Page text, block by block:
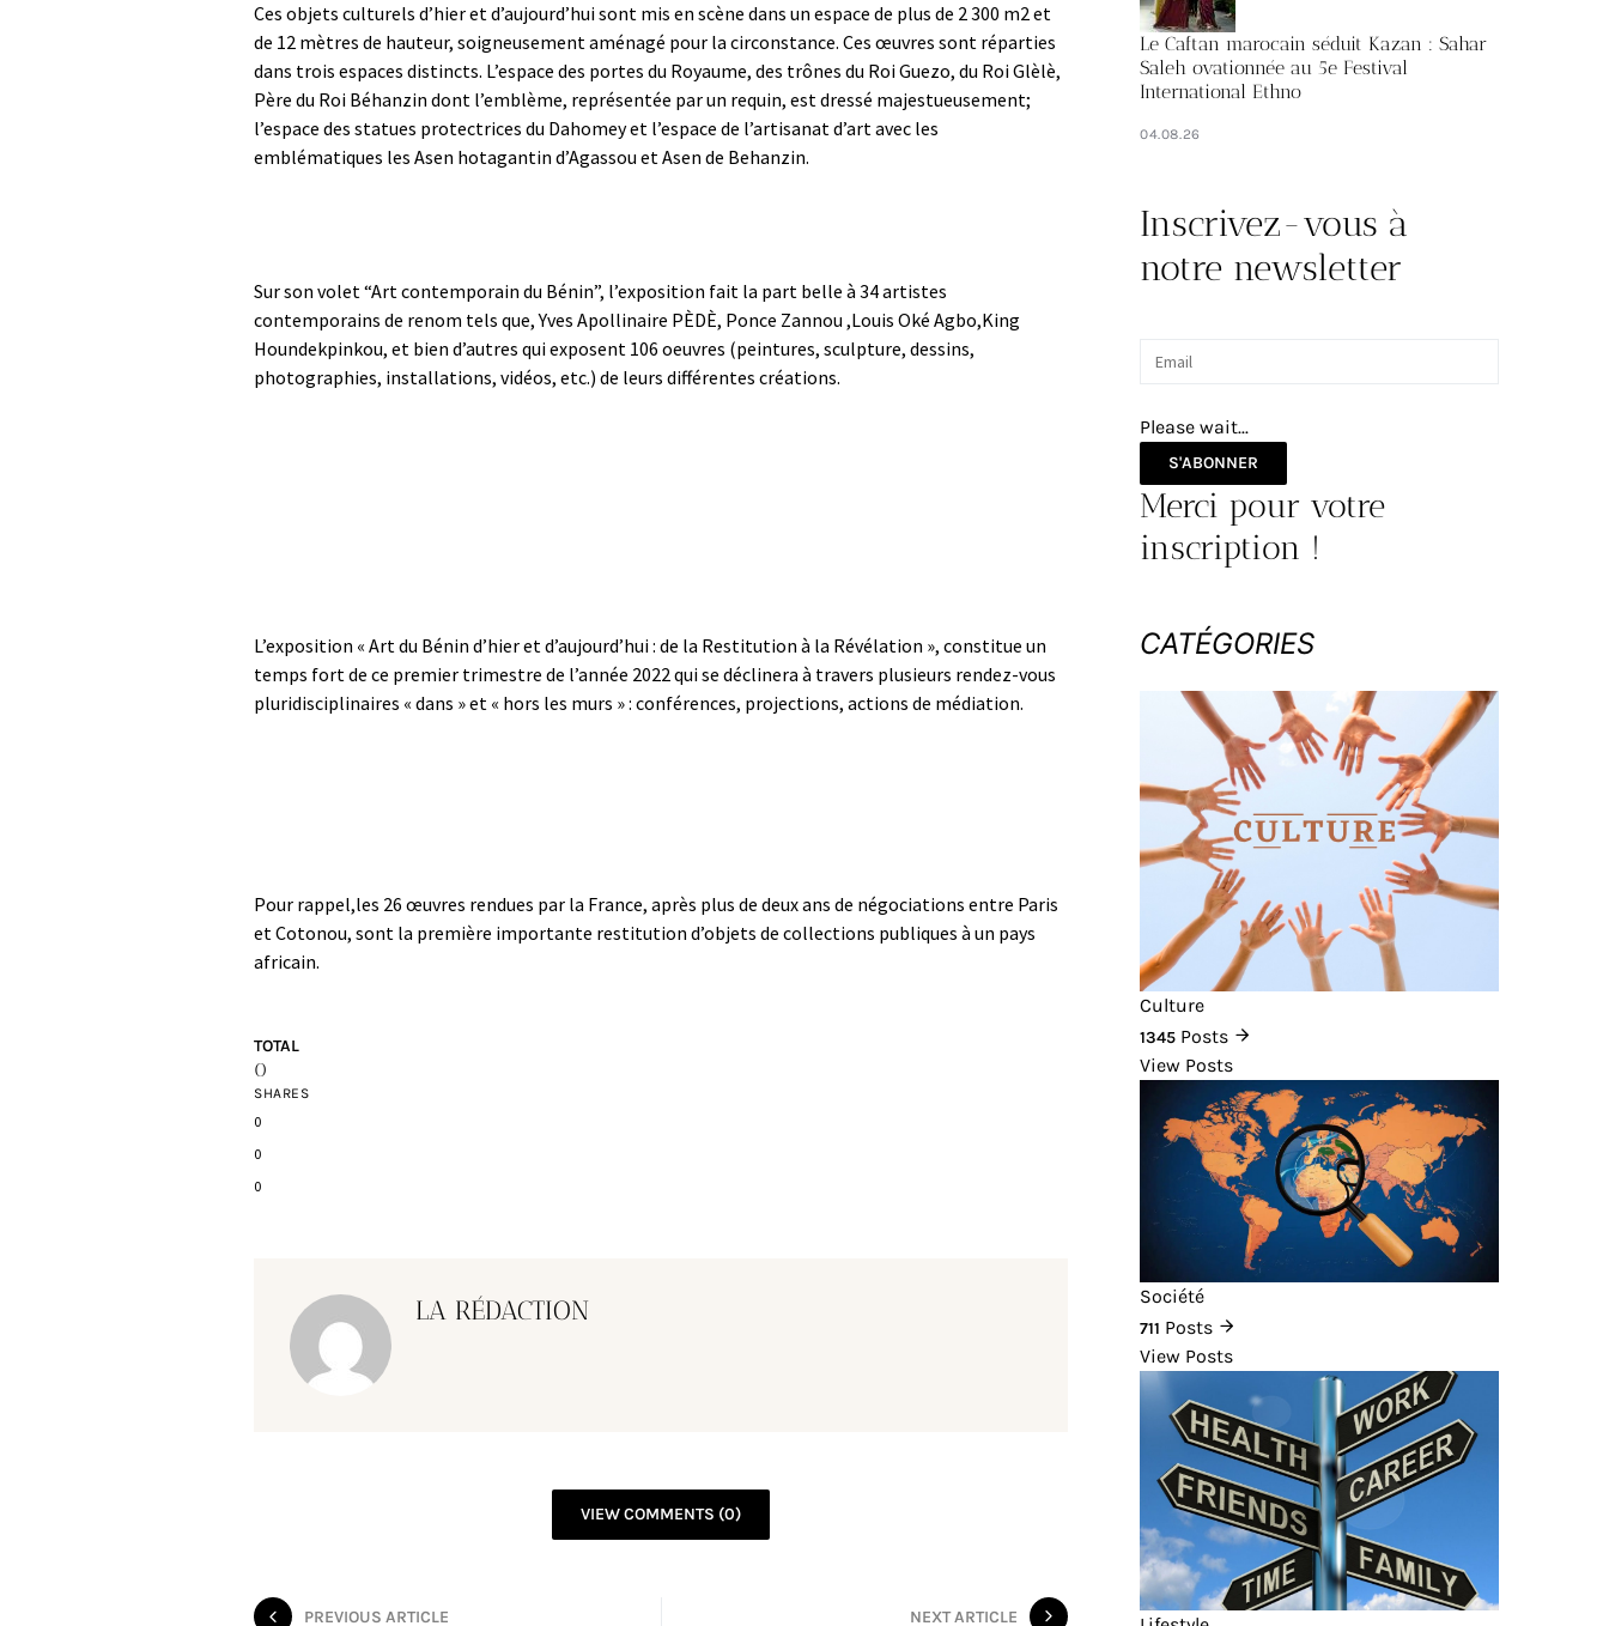
Ces objets culturels d’hier et d’aujourd’hui sont mis en scène dans un espace de plus de 2 300 m2 et
de 12 mètres de hauteur, soigneusement aménagé pour la circonstance. Ces œuvres sont réparties
dans trois espaces distincts. L’espace des portes du Royaume, des trônes du Roi Guezo, du Roi Glèlè,
Père du Roi Béhanzin dont l’emblème, représentée par un requin, est dressé majestueusement;
l’espace des statues protectrices du Dahomey et l’espace de l’artisanat d’art avec les
emblématiques les Asen hotagantin d’Agassou et Asen de Behanzin.
Sur son volet “Art contemporain du Bénin”, l’exposition fait la part belle à 34 artistes
contemporains de renom tels que, Yves Apollinaire PÈDÈ, Ponce Zannou ,Louis Oké Agbo,King
Houndekpinkou, et bien d’autres qui exposent 106 oeuvres (peintures, sculpture, dessins,
photographies, installations, vidéos, etc.) de leurs différentes créations.
L’exposition « Art du Bénin d’hier et d’aujourd’hui : de la Restitution à la Révélation », constitue un
temps fort de ce premier trimestre de l’année 2022 qui se déclinera à travers plusieurs rendez-vous
pluridisciplinaires « dans » et « hors les murs » : conférences, projections, actions de médiation.
Pour rappel,les 26 œuvres rendues par la France, après plus de deux ans de négociations entre Paris
et Cotonou, sont la première importante restitution d’objets de collections publiques à un pays
africain.
TOTAL
0
SHARES
0
0
0
LA RÉDACTION
VIEW COMMENTS (0)
PREVIOUS ARTICLE NEXT ARTICLE
Le Caftan marocain séduit Kazan : Sahar
Saleh ovationnée au 5e Festival
International Ethno
04.08.26
Inscrivez-vous à
notre newsletter
Please wait...
S'ABONNER
Merci pour votre
inscription !
CATÉGORIES
Culture
1345 Posts
View Posts
Société
711 Posts
View Posts